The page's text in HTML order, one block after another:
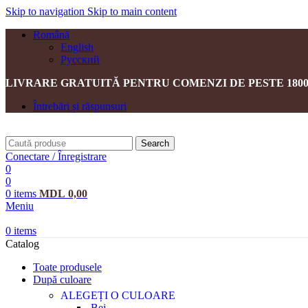
Skip to navigation Skip to main content
Română
English
Русский
LIVRARE GRATUITĂ PENTRU COMENZI DE PESTE
Întrebări și răspunsuri
Search
Conectare / Înregistrare
0
0
0 items MDL 0,00
Meniu
0 items
Catalog
Toate produsele
După culoare
ALEGEȚI O CULOARE